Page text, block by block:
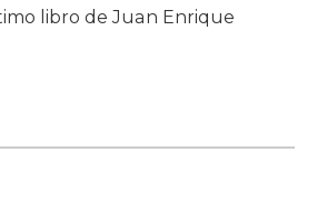
libro de Juan Enrique